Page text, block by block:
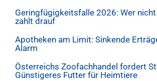
Geringfügigkeitsfalle 2026: Wer
zahlt drauf
Apotheken am Limit: Sinkende
Alarm
Österreichs Zoofachhandel fordert
Günstigeres Futter für Heimtiere